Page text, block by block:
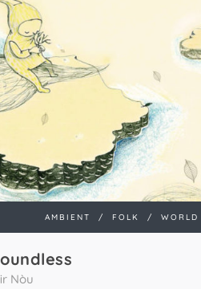
AMBIENT / FOLK / WORLD
Nòu